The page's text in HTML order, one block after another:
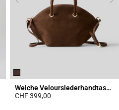
Weiche Velourslederhandtasche
CHF 399,00